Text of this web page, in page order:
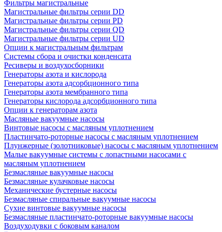
Фильтры магистральные
Магистральные фильтры серии DD
Магистральные фильтры серии PD
Магистральные фильтры серии QD
Магистральные фильтры серии UD
Опции к магистральным фильтрам
Системы сбора и очистки конденсата
Ресиверы и воздухосборники
Генераторы азота и кислорода
Генераторы азота адсорбционного типа
Генераторы азота мембранного типа
Генераторы кислорода адсорбционного типа
Опции к генераторам азота
Масляные вакуумные насосы
Винтовые насосы с масляным уплотнением
Пластинчато-роторные насосы с масляным уплотнением
Плунжерные (золотниковые) насосы с масляным уплотнением
Малые вакуумные системы с лопастными насосами с
масляным уплотнением
Безмасляные вакуумные насосы
Безмасляные кулачковые насосы
Механические бустерные насосы
Безмасляные спиральные вакуумные насосы
Сухие винтовые вакуумные насосы
Безмасляные пластинчато-роторные вакуумные насосы
Воздуходувки с боковым каналом